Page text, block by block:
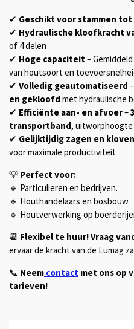
✔ Geschikt voor stammen tot
✔ Hydraulische kloofkracht
of 4 delen
✔ Hoge capaciteit– Gemiddeld
van houtsoort en
✔ Volledig geautomatiseerd
en gekloofd met hydraulische
✔ Efficiënte aan- en afvoer–
transportband, uitworphoogte
✔ Gelijktijdig zagen en kloven
voor maximale productiviteit
💡 Perfect voor:
🔹 Particulieren en bedrijven.
🔹 Houthandelaars en bosbouw
🔹 Houtverwerking op
📆 Flexibel te huur!Vraag
ervaar de kracht van de Lumag
📞 Neem contact met ons op
tarieven!